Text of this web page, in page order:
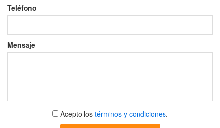
Teléfono
Mensaje
Aceptar
términos
Acepto los términos y condiciones.